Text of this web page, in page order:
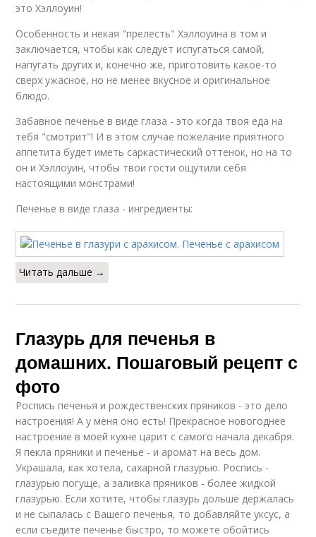
это Хэллоуин!
Особенность и некая "прелесть" Хэллоуина в том и
заключается, чтобы как следует испугаться самой,
напугать других и, конечно же, приготовить какое-то
сверх ужасное, но не менее вкусное и оригинальное
блюдо.
Забавное печенье в виде глаза - это когда твоя еда на
тебя "смотрит"! И в этом случае пожелание приятного
аппетита будет иметь саркастический оттенок, но на то
он и Хэллоуин, чтобы твои гости ощутили себя
настоящими монстрами!
Печенье в виде глаза - ингредиенты:
Читать дальше →
Глазурь для печенья в
домашних. Пошаговый рецепт с
фото
Роспись печенья и рождественских пряников - это дело
настроения! А у меня оно есть! Прекрасное новогоднее
настроение в моей кухне царит с самого начала декабря.
Я пекла пряники и печенье - и аромат на весь дом.
Украшала, как хотела, сахарной глазурью. Роспись -
глазурью погуще, а заливка пряников - более жидкой
глазурью. Если хотите, чтобы глазурь дольше держалась
и не сыпалась с Вашего печенья, то добавляйте уксус, а
если съедите печенье быстро, то можете обойтись